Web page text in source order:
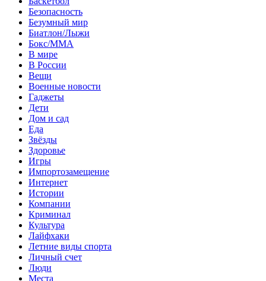
Безопасность
Безумный мир
Биатлон/Лыжи
Бокс/MMA
В мире
В России
Вещи
Военные новости
Гаджеты
Дети
Дом и сад
Еда
Звёзды
Здоровье
Игры
Импортозамещение
Интернет
Истории
Компании
Криминал
Культура
Лайфхаки
Летние виды спорта
Личный счет
Люди
Места